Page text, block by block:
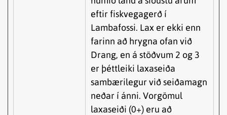
eftir fiskvegagerð í
Lambafossi. Lax er ekki enn
farinn að hrygna ofan við
Drang, en á stöðvum 2 og 3
er þéttleiki laxaseiða
sambærilegur við seiðamagn
neðar í ánni. Vorgömul
laxaseiði (0+) eru að